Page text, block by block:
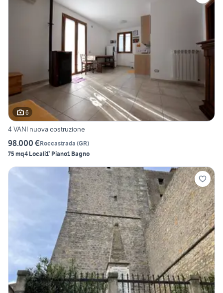
6
4 VANI nuova costruzione
98.000 €Roccastrada (GR)
75 mq4 Locali1° Piano1 Bagno